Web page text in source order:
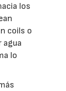
los
coils o
agua
lo